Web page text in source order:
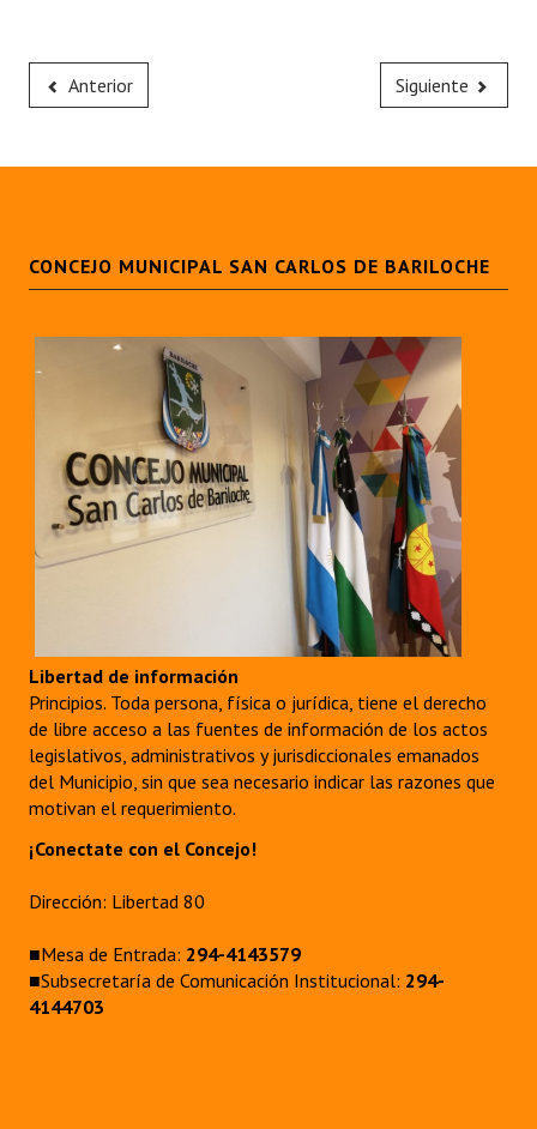
Anterior Siguiente
CONCEJO MUNICIPAL SAN CARLOS DE BARILOCHE
Libertad de información
Principios. Toda persona, física o jurídica, tiene el derecho
de libre acceso a las fuentes de información de los actos
legislativos, administrativos y jurisdiccionales emanados
del Municipio, sin que sea necesario indicar las razones que
motivan el requerimiento.
¡Conectate con el Concejo!
Dirección: Libertad 80
■Mesa de Entrada: 294-4143579
■Subsecretaría de Comunicación Institucional: 294-
4144703